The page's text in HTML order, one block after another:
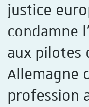
justice
condamne
aux pilotes
Allemagne
profession